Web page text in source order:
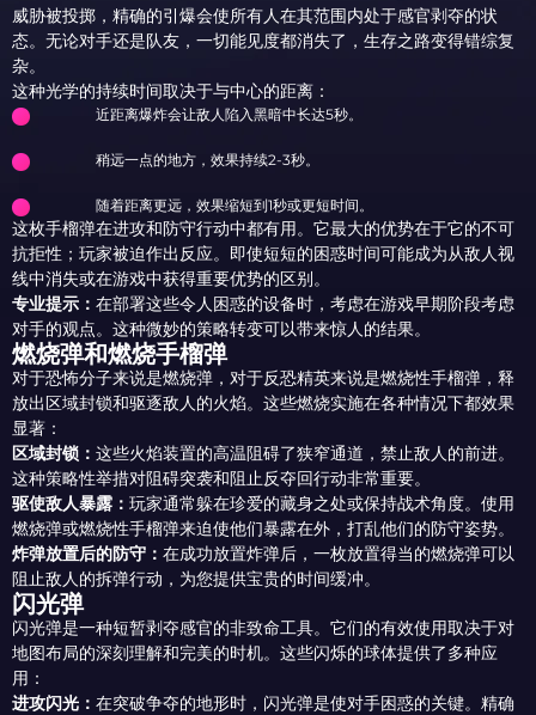
威胁被投掷，精确的引爆会使所有人在其范围内处于感官剥夺的状
态。无论对手还是队友，一切能见度都消失了，生存之路变得错综复
杂。
这种光学的持续时间取决于与中心的距离：
近距离爆炸会让敌人陷入黑暗中长达5秒。
稍远一点的地方，效果持续2-3秒。
随着距离更远，效果缩短到1秒或更短时间。
这枚手榴弹在进攻和防守行动中都有用。它最大的优势在于它的不可
抗拒性；玩家被迫作出反应。即使短短的困惑时间可能成为从敌人视
线中消失或在游戏中获得重要优势的区别。
专业提示： 在部署这些令人困惑的设备时，考虑在游戏早期阶段考虑
对手的观点。这种微妙的策略转变可以带来惊人的结果。
燃烧弹和燃烧手榴弹
对于恐怖分子来说是燃烧弹，对于反恐精英来说是燃烧性手榴弹，释
放出区域封锁和驱逐敌人的火焰。这些燃烧实施在各种情况下都效果
显著：
区域封锁： 这些火焰装置的高温阻碍了狭窄通道，禁止敌人的前进。
这种策略性举措对阻碍突袭和阻止反夺回行动非常重要。
驱使敌人暴露： 玩家通常躲在珍爱的藏身之处或保持战术角度。使用
燃烧弹或燃烧性手榴弹来迫使他们暴露在外，打乱他们的防守姿势。
炸弹放置后的防守： 在成功放置炸弹后，一枚放置得当的燃烧弹可以
阻止敌人的拆弹行动，为您提供宝贵的时间缓冲。
闪光弹
闪光弹是一种短暂剥夺感官的非致命工具。它们的有效使用取决于对
地图布局的深刻理解和完美的时机。这些闪烁的球体提供了多种应
用：
进攻闪光： 在突破争夺的地形时，闪光弹是使对手困惑的关键。精确